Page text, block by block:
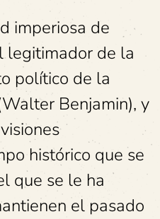
imperiosa de
legitimador de la
político de la
Benjamin), y
histórico que se
que se le ha
el pasado